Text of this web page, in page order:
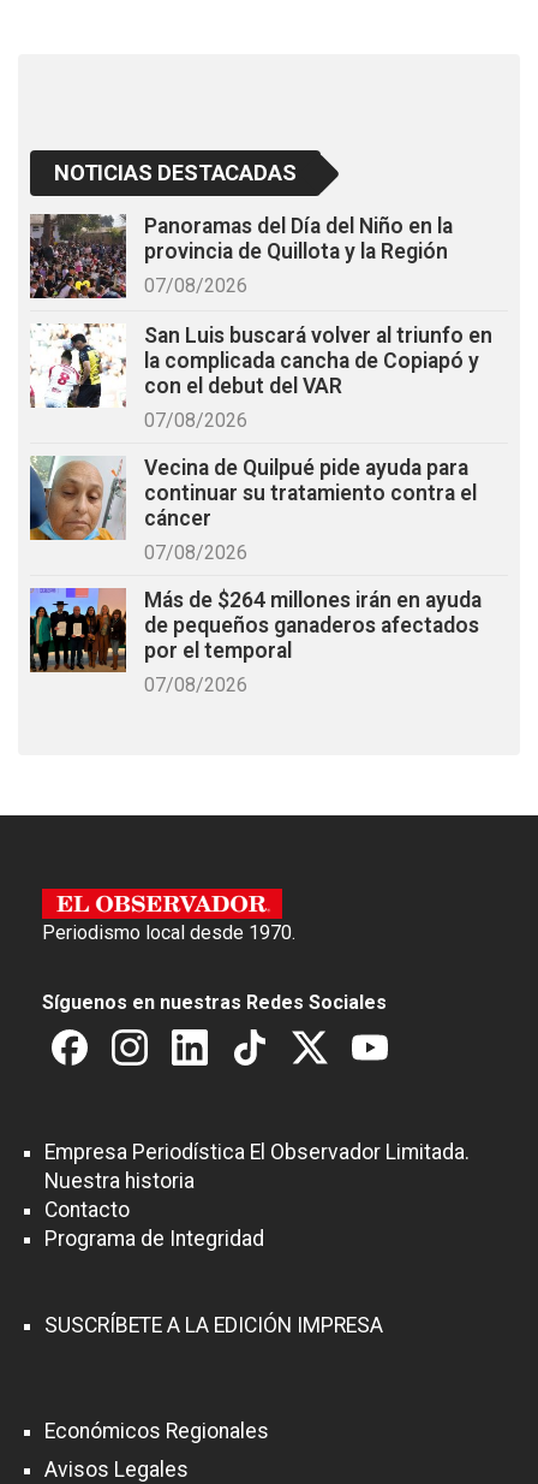
NOTICIAS DESTACADAS
Panoramas del Día del Niño en la
provincia de Quillota y la Región
07/08/2026
San Luis buscará volver al triunfo en
la complicada cancha de Copiapó y
con el debut del VAR
07/08/2026
Vecina de Quilpué pide ayuda para
continuar su tratamiento contra el
cáncer
07/08/2026
Más de $264 millones irán en ayuda
de pequeños ganaderos afectados
por el temporal
07/08/2026
Periodismo local desde 1970.
Síguenos en nuestras Redes Sociales
Empresa Periodística El Observador Limitada.
Nuestra historia
Contacto
Programa de Integridad
SUSCRÍBETE A LA EDICIÓN IMPRESA
Económicos Regionales
Avisos Legales